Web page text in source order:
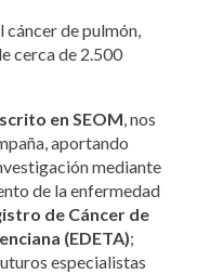
de pulmón,
cerca de 2.500
en SEOM, nos
aportando
mediante
de la enfermedad
de Cáncer de
(EDETA);
especialistas